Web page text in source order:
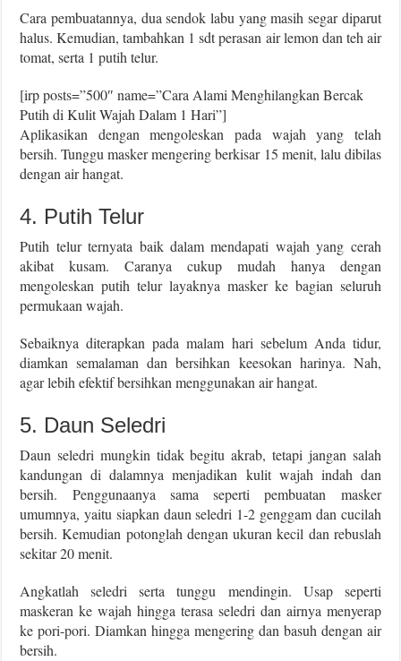
Cara pembuatannya, dua sendok labu yang masih segar diparut
halus. Kemudian, tambahkan 1 sdt perasan air lemon dan teh air
tomat, serta 1 putih telur.
[irp posts=”500″ name=”Cara Alami Menghilangkan Bercak
Putih di Kulit Wajah Dalam 1 Hari”]
Aplikasikan dengan mengoleskan pada wajah yang telah
bersih. Tunggu masker mengering berkisar 15 menit, lalu dibilas
dengan air hangat.
4. Putih Telur
Putih telur ternyata baik dalam mendapati wajah yang cerah
akibat kusam. Caranya cukup mudah hanya dengan
mengoleskan putih telur layaknya masker ke bagian seluruh
permukaan wajah.
Sebaiknya diterapkan pada malam hari sebelum Anda tidur,
diamkan semalaman dan bersihkan keesokan harinya. Nah,
agar lebih efektif bersihkan menggunakan air hangat.
5. Daun Seledri
Daun seledri mungkin tidak begitu akrab, tetapi jangan salah
kandungan di dalamnya menjadikan kulit wajah indah dan
bersih. Penggunaanya sama seperti pembuatan masker
umumnya, yaitu siapkan daun seledri 1-2 genggam dan cucilah
bersih. Kemudian potonglah dengan ukuran kecil dan rebuslah
sekitar 20 menit.
Angkatlah seledri serta tunggu mendingin. Usap seperti
maskeran ke wajah hingga terasa seledri dan airnya menyerap
ke pori-pori. Diamkan hingga mengering dan basuh dengan air
bersih.